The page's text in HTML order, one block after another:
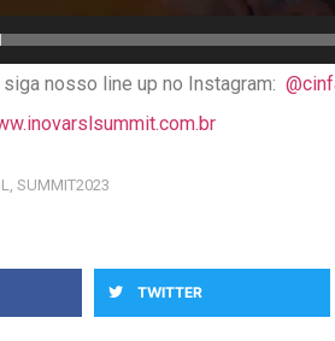
nosso line up no Instagram:
SUMMIT2023
TWITTER